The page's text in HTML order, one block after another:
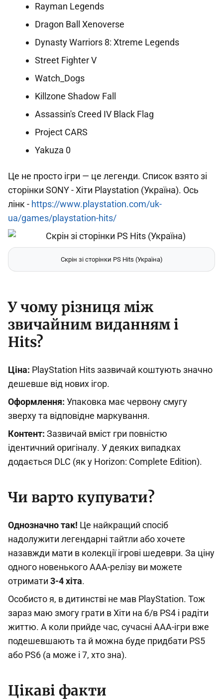
Rayman Legends
Dragon Ball Xenoverse
Dynasty Warriors 8: Xtreme Legends
Street Fighter V
Watch_Dogs
Killzone Shadow Fall
Assassin's Creed IV Black Flag
Project CARS
Yakuza 0
Це не просто ігри — це легенди. Список взято зі
сторінки SONY - Хіти Playstation (Україна). Ось
лінк - https://www.playstation.com/uk-
ua/games/playstation-hits/
Скрін зі сторінки PS Hits (Україна)
У чому різниця між
звичайним виданням і
Hits?
Ціна: PlayStation Hits зазвичай коштують значно
дешевше від нових ігор.
Оформлення: Упаковка має червону смугу
зверху та відповідне маркування.
Контент: Зазвичай вміст гри повністю
ідентичний оригіналу. У деяких випадках
додається DLC (як у Horizon: Complete Edition).
Чи варто купувати?
Однозначно так! Це найкращий спосіб
надолужити легендарні тайтли або хочете
назавжди мати в колекції ігрові шедеври. За ціну
одного новенького AAA-релізу ви можете
отримати 3-4 хіта.
Особисто я, в дитинстві не мав PlayStation. Тож
зараз маю змогу грати в Хіти на б/в PS4 і радіти
життю. А коли прийде час, сучасні ААА-ігри вже
подешевшають та й можна буде придбати PS5
або PS6 (а може і 7, хто зна).
Цікаві факти